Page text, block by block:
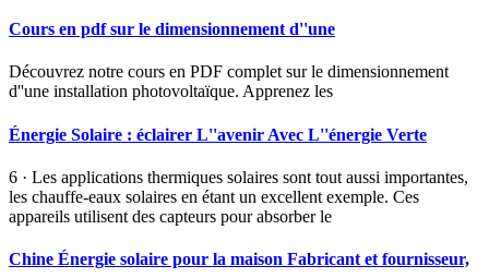
Cours en pdf sur le dimensionnement d''une
Découvrez notre cours en PDF complet sur le dimensionnement
d''une installation photovoltaïque. Apprenez les
Énergie Solaire : éclairer L''avenir Avec L''énergie Verte
6 · Les applications thermiques solaires sont tout aussi importantes,
les chauffe-eaux solaires en étant un excellent exemple. Ces
appareils utilisent des capteurs pour absorber le
Chine Énergie solaire pour la maison Fabricant et fournisseur,